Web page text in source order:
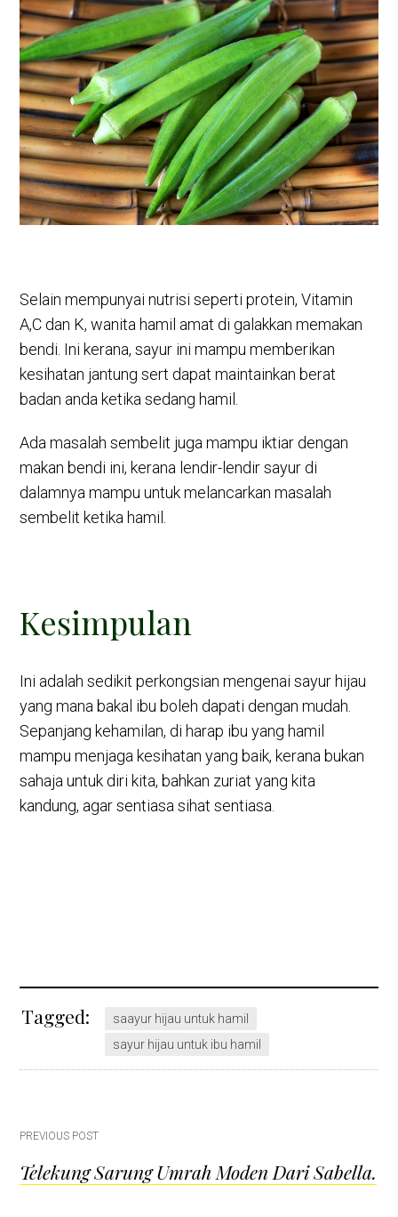
Selain mempunyai nutrisi seperti protein, Vitamin
A,C dan K, wanita hamil amat di galakkan memakan
bendi. Ini kerana, sayur ini mampu memberikan
kesihatan jantung sert dapat maintainkan berat
badan anda ketika sedang hamil.
Ada masalah sembelit juga mampu iktiar dengan
makan bendi ini, kerana lendir-lendir sayur di
dalamnya mampu untuk melancarkan masalah
sembelit ketika hamil.
Kesimpulan
Ini adalah sedikit perkongsian mengenai sayur hijau
yang mana bakal ibu boleh dapati dengan mudah.
Sepanjang kehamilan, di harap ibu yang hamil
mampu menjaga kesihatan yang baik, kerana bukan
sahaja untuk diri kita, bahkan zuriat yang kita
kandung, agar sentiasa sihat sentiasa.
Tagged:
saayur hijau untuk hamil
sayur hijau untuk ibu hamil
Post
navigation
PREVIOUS POST
Telekung Sarung Umrah Moden Dari Sabella.